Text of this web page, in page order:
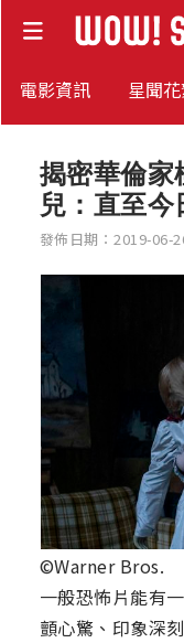
電影資訊 星聞花
揭密華倫家
兒：直至今
發佈日期：2019-06-
©Warner Bros.
一般恐怖片能有
顫心驚、印象深